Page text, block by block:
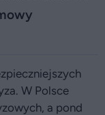
W Polsce
a pond